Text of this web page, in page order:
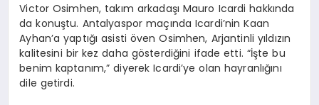
Victor Osimhen, takım arkadaşı Mauro Icardi hakkında
da konuştu. Antalyaspor maçında Icardi’nin Kaan
Ayhan’a yaptığı asisti öven Osimhen, Arjantinli yıldızın
kalitesini bir kez daha gösterdiğini ifade etti. “İşte bu
benim kaptanım,” diyerek Icardi’ye olan hayranlığını
dile getirdi.